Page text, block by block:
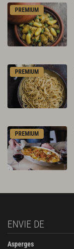
PREMIUM
PREMIUM
PREMIUM
ENVIE DE
Asperges